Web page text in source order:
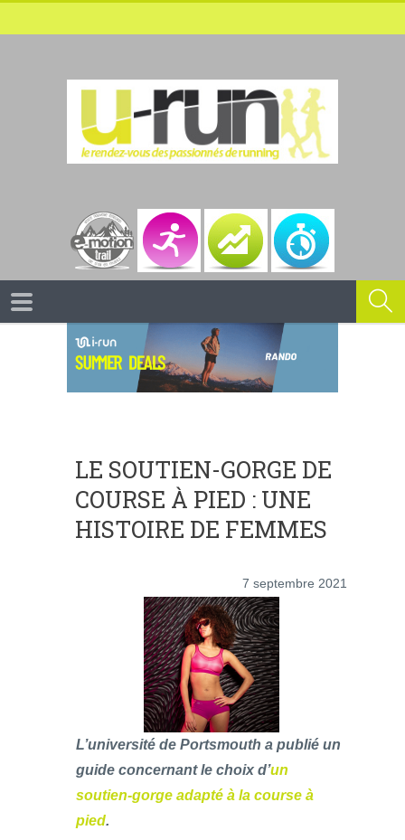
LE SOUTIEN-GORGE DE
COURSE À PIED : UNE
HISTOIRE DE FEMMES
7 septembre 2021
L’université de Portsmouth a publié un
guide concernant le choix d’un
soutien-gorge adapté à la course à
pied.